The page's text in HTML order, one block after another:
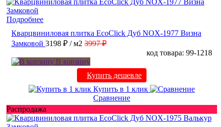
Подробнее
Кварцвиниловая плитка EcoClick Дуб NOX-1977 Визна
Замковой 3198 ₽ / м2 3997 ₽
код товара: 99-1218
В корзину
Купить дешевле
Купить в 1 клик
Сравнение
Распродажа